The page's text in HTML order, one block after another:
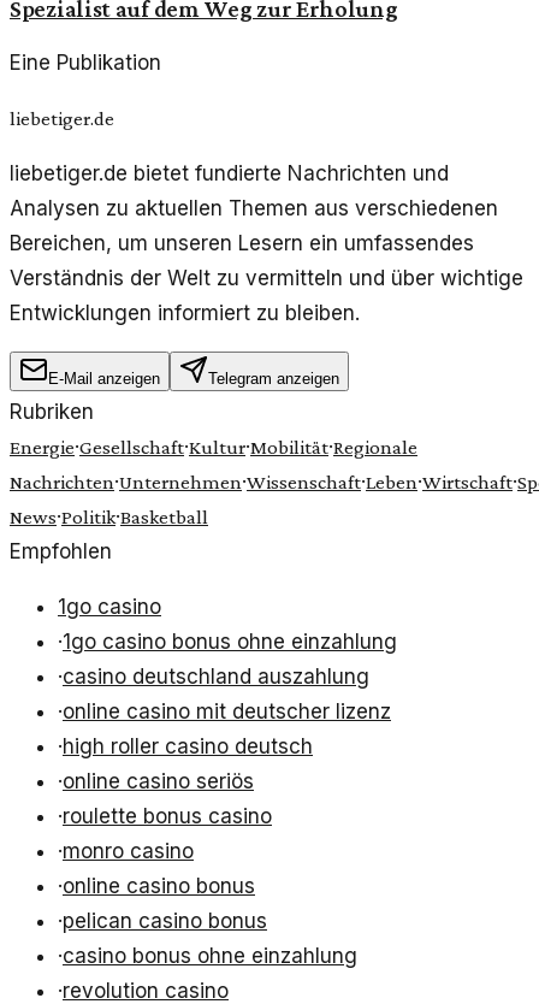
Spezialist auf dem Weg zur Erholung
Eine Publikation
liebetiger.de
liebetiger.de bietet fundierte Nachrichten und
Analysen zu aktuellen Themen aus verschiedenen
Bereichen, um unseren Lesern ein umfassendes
Verständnis der Welt zu vermitteln und über wichtige
Entwicklungen informiert zu bleiben.
E-Mail anzeigen Telegram anzeigen
Rubriken
Energie·Gesellschaft·Kultur·Mobilität·Regionale
Nachrichten·Unternehmen·Wissenschaft·Leben·Wirtschaft·
News·Politik·Basketball
Empfohlen
1go casino
·1go casino bonus ohne einzahlung
·casino deutschland auszahlung
·online casino mit deutscher lizenz
·high roller casino deutsch
·online casino seriös
·roulette bonus casino
·monro casino
·online casino bonus
·pelican casino bonus
·casino bonus ohne einzahlung
·revolution casino